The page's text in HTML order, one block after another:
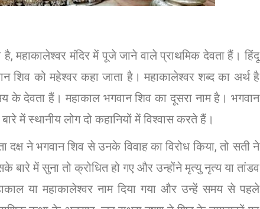
महाकालेश्वर मंदिर में पूजे जाने वाले प्राथमिक देवता हैं। हिंदू
शिव को महेश्वर कहा जाता है। महाकालेश्वर शब्द का अर्थ है
के देवता हैं। महाकाल भगवान शिव का दूसरा नाम है। भगवान
में स्थानीय लोग दो कहानियों में विश्वास करते हैं।
ने भगवान शिव से उनके विवाह का विरोध किया, तो सती ने
में सुना तो क्रोधित हो गए और उन्होंने मृत्यु नृत्य या तांडव
या महाकालेश्वर नाम दिया गया और उन्हें समय से पहले